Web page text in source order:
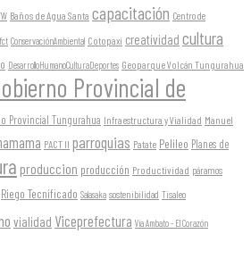
Baños de Agua Santa capacitación Centro de
ConservaciónAmbiental Cotopaxi creatividad cultura
DesarrolloHumanoCulturaDeportes Geoparque Volcán Tungurahua
Provincial de
Provincial Tungurahua Infraestructura y Vialidad Manuel
PACT II parroquias Patate Pelileo Planes de
produccion producción Productividad páramos
Riego Tecnificado Salasaka sostenibilidad Tisaleo
vialidad Viceprefectura Vía Ambato - El Corazón